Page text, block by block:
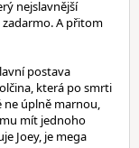
nejslavnější
A přitom
postava
která po smrti
ne úplně marnou,
mít jednoho
Joey, je mega